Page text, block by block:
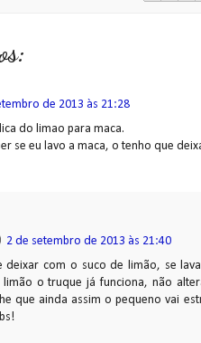
de 2013 às 21:28
do limao para maca.
se eu lavo a maca, o tenho que
2 de setembro de 2013 às 21:40
deixar com o suco de limão, se
limão o truque já funciona, não
que ainda assim o pequeno vai